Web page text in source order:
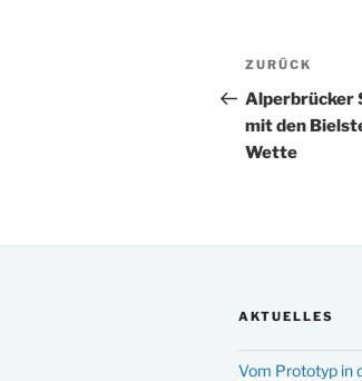
Vorheriger
Beitrag
ZURÜCK
Alperbrücker
mit den
Wette
AKTUELLES
Vom Prototyp in